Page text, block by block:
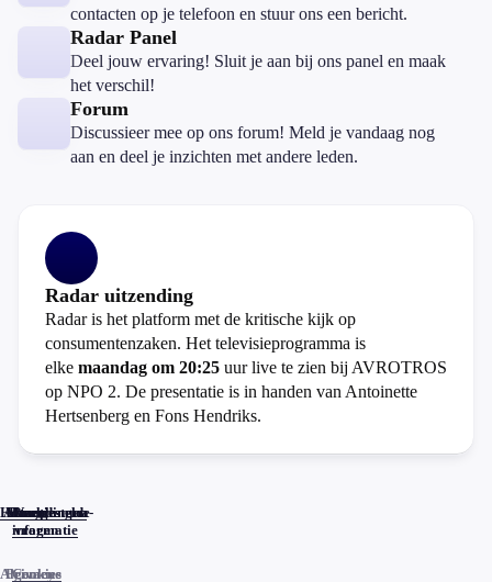
contacten op je telefoon en stuur ons een bericht.
Radar Panel
Deel jouw ervaring! Sluit je aan bij ons panel en maak
het verschil!
Forum
Discussieer mee op ons forum! Meld je vandaag nog
aan en deel je inzichten met andere leden.
Radar uitzending
Radar is het platform met de kritische kijk op
consumentenzaken. Het televisieprogramma is
elke maandag om 20:25 uur live te zien bij AVROTROS
op NPO 2. De presentatie is in handen van Antoinette
Hertsenberg en Fons Hendriks.
Home
Actueel
Uitzendingen
Reacties
Programma-
informatie
Veelgestelde
vragen
Algemene
Privacy
Cookies